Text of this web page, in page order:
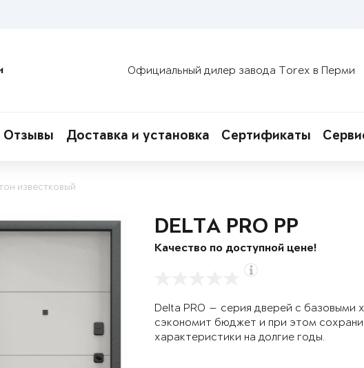
Официальный дилер завода Torex в Перми
Отзывы Доставка и установка Сертификаты
известковый
DELTA PRO PP
Качество по доступной цене!
Delta PRO — серия дверей с базовыми
сэкономит бюджет и при этом
характеристики на долгие годы.